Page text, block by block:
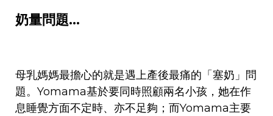
奶量問題…
母乳媽媽最擔心的就是遇上產後最痛的「塞奶」問
題。Yomama基於要同時照顧兩名小孩，她在作
息睡覺方面不定時、亦不足夠；而Yomama主要